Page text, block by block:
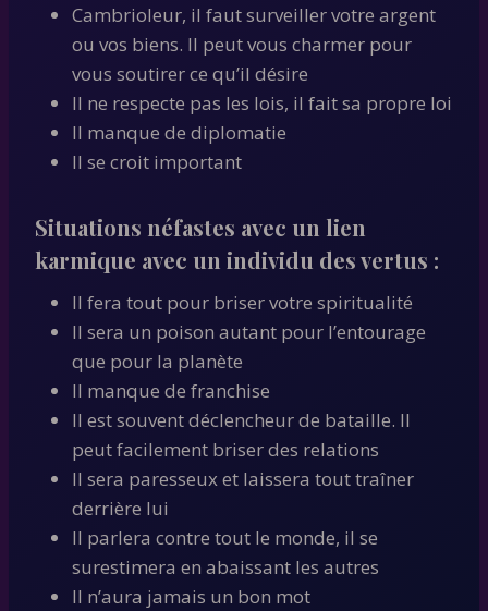
Cambrioleur, il faut surveiller votre argent
ou vos biens. Il peut vous charmer pour
vous soutirer ce qu’il désire
Il ne respecte pas les lois, il fait sa propre loi
Il manque de diplomatie
Il se croit important
Situations néfastes avec un lien
karmique avec un individu des vertus :
Il fera tout pour briser votre spiritualité
Il sera un poison autant pour l’entourage
que pour la planète
Il manque de franchise
Il est souvent déclencheur de bataille. Il
peut facilement briser des relations
Il sera paresseux et laissera tout traîner
derrière lui
Il parlera contre tout le monde, il se
surestimera en abaissant les autres
Il n’aura jamais un bon mot